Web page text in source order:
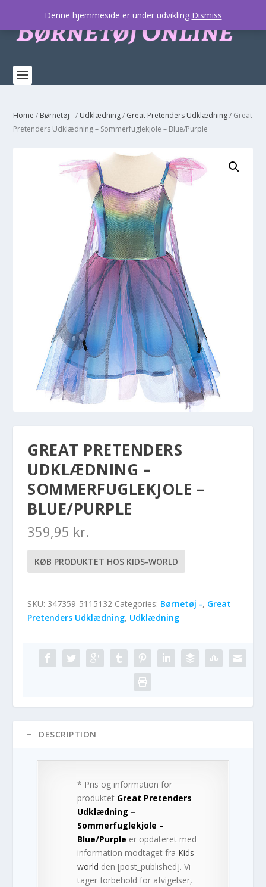
Home / Børnetøj -/ Udklædning/ Great Pretenders Udklædning/ Great
Pretenders Udklædning – Sommerfuglekjole – Blue/Purple
GREAT PRETENDERS
UDKLÆDNING –
SOMMERFUGLEKJOLE –
BLUE/PURPLE
359,95 kr.
KØB PRODUKTET HOS KIDS-WORLD
SKU: 347359-5115132 Categories: Børnetøj -, Great
Pretenders Udklædning, Udklædning
DESCRIPTION
* Pris og information for
produktet Great Pretenders
Udklædning –
Sommerfuglekjole –
Blue/Purple er opdateret med
information modtaget fra Kids-
world den [post_published]. Vi
tager forbehold for afvigelser,
Denne hjemmeside er under udvikling Dismiss